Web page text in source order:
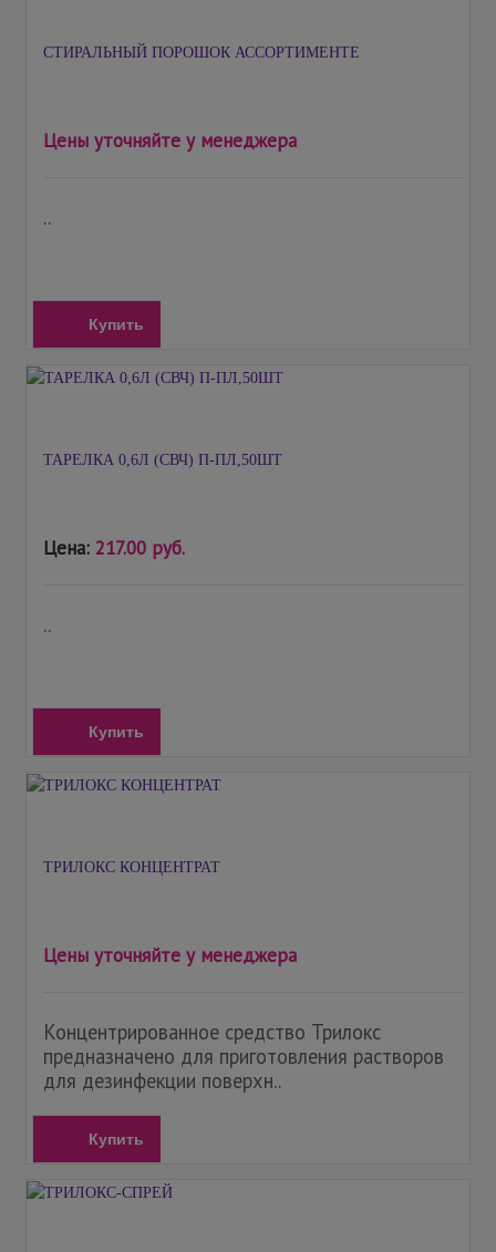
СТИРАЛЬНЫЙ ПОРОШОК АССОРТИМЕНТЕ
Цены уточняйте у менеджера
..
Купить
ТАРЕЛКА 0,6Л (СВЧ) П-ПЛ,50ШТ
Цена: 217.00 руб.
..
Купить
ТРИЛОКС КОНЦЕНТРАТ
Цены уточняйте у менеджера
Концентрированное средство Трилокс
предназначено для приготовления растворов
для дезинфекции поверхн..
Купить